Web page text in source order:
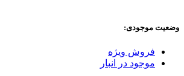
وضعیت موجودی:
فروش ویژه
موجود در انبار